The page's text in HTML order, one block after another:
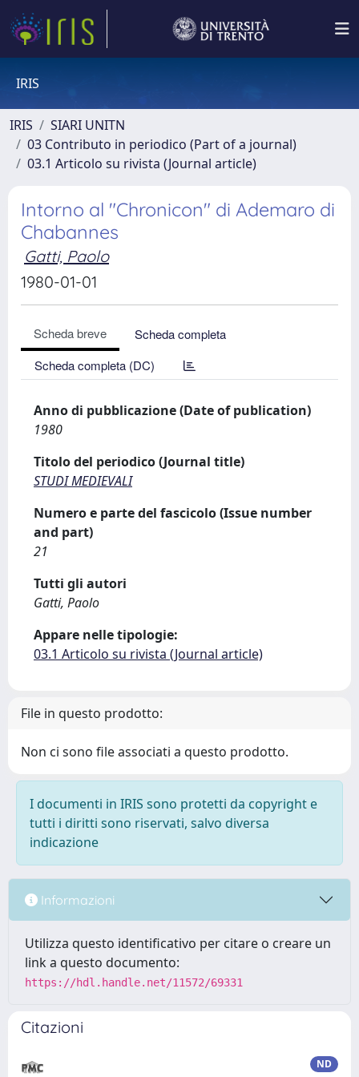
IRIS
IRIS
SIARI UNITN
03 Contributo in periodico (Part of a journal)
03.1 Articolo su rivista (Journal article)
Intorno al "Chronicon" di Ademaro di
Chabannes
Gatti, Paolo
1980-01-01
Scheda breve
Scheda completa
Scheda completa (DC)
Anno di pubblicazione (Date of publication)
1980
Titolo del periodico (Journal title)
STUDI MEDIEVALI
Numero e parte del fascicolo (Issue number
and part)
21
Tutti gli autori
Gatti, Paolo
Appare nelle tipologie:
03.1 Articolo su rivista (Journal article)
File in questo prodotto:
Non ci sono file associati a questo prodotto.
I documenti in IRIS sono protetti da copyright e
tutti i diritti sono riservati, salvo diversa
indicazione
Informazioni
Utilizza questo identificativo per citare o creare un
link a questo documento:
https://hdl.handle.net/11572/69331
Citazioni
ND